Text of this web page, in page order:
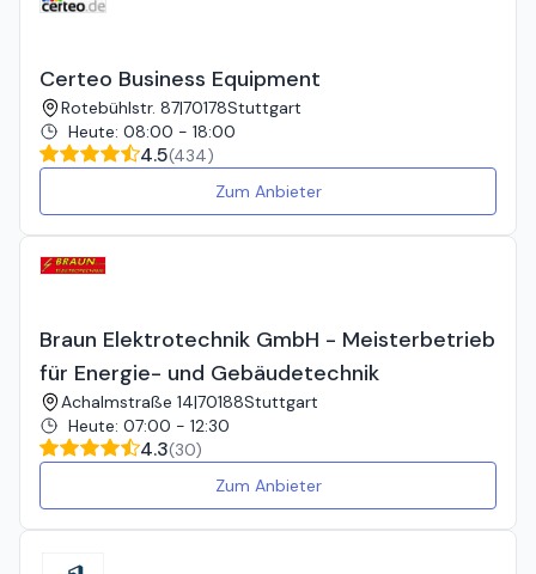
Certeo Business Equipment
Rotebühlstr. 87|70178Stuttgart
Heute: 08:00 - 18:00
4.5(434)
Zum Anbieter
Braun Elektrotechnik GmbH - Meisterbetrieb
für Energie- und Gebäudetechnik
Achalmstraße 14|70188Stuttgart
Heute: 07:00 - 12:30
4.3(30)
Zum Anbieter